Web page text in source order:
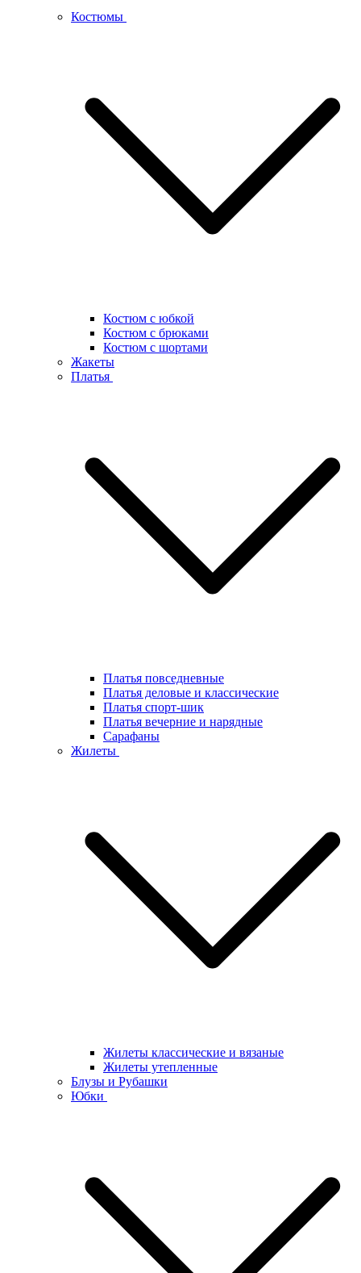
Костюмы
Костюм с юбкой
Костюм с брюками
Костюм с шортами
Жакеты
Платья
Платья повседневные
Платья деловые и классические
Платья спорт-шик
Платья вечерние и нарядные
Сарафаны
Жилеты
Жилеты классические и вязаные
Жилеты утепленные
Блузы и Рубашки
Юбки